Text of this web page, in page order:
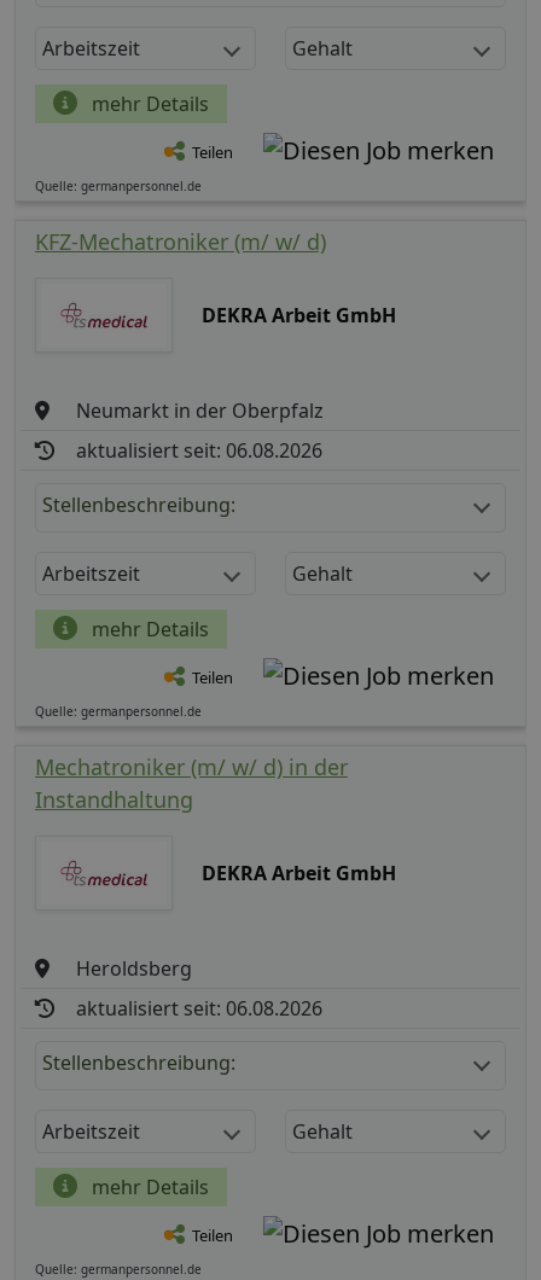
Arbeitszeit Gehalt
mehr Details
Teilen
Quelle: germanpersonnel.de
KFZ-Mechatroniker (m/ w/ d)
DEKRA Arbeit GmbH
Neumarkt in der Oberpfalz
aktualisiert seit: 06.08.2026
Stellenbeschreibung:
Arbeitszeit Gehalt
mehr Details
Teilen
Quelle: germanpersonnel.de
Mechatroniker (m/ w/ d) in der
Instandhaltung
DEKRA Arbeit GmbH
Heroldsberg
aktualisiert seit: 06.08.2026
Stellenbeschreibung:
Arbeitszeit Gehalt
mehr Details
Teilen
Quelle: germanpersonnel.de